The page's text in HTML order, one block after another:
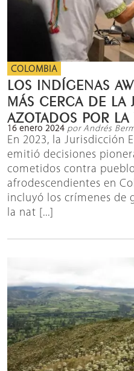
COLOMBIA
LOS INDÍGENAS
MÁS CERCA DE LA
AZOTADOS POR LA
16 enero 2024 por Andrés
En 2023, la Jurisdicción
emitió decisiones
cometidos contra
afrodescendientes en
incluyó los crímenes de
la nat [...]